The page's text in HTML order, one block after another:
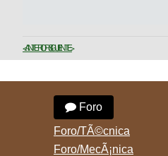
< ANTERIORSIGUIENTE >
Foro
Foro/TÃ©cnica
Foro/MecÃ¡nica